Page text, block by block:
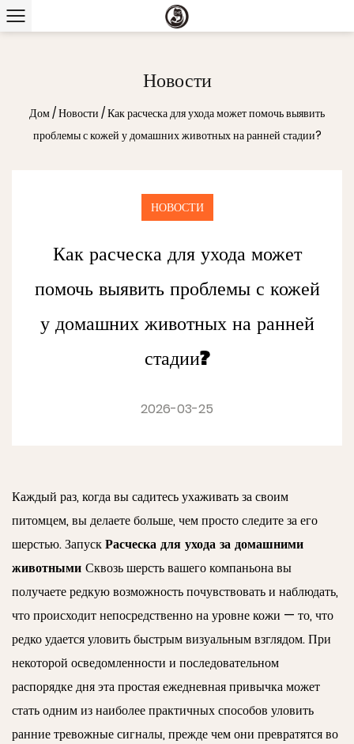
Новости
Дом/Новости /Как расческа для ухода может помочь выявить
проблемы с кожей у домашних животных на ранней стадии?
НОВОСТИ
Как расческа для ухода может
помочь выявить проблемы с кожей
у домашних животных на ранней
стадии?
2026-03-25
Каждый раз, когда вы садитесь ухаживать за своим
питомцем, вы делаете больше, чем просто следите за его
шерстью. ЗапускРасческа для ухода за домашними
животными Сквозь шерсть вашего компаньона вы
получаете редкую возможность почувствовать и наблюдать,
что происходит непосредственно на уровне кожи — то, что
редко удается уловить быстрым визуальным взглядом. При
некоторой осведомленности и последовательном
распорядке дня эта простая ежедневная привычка может
стать одним из наиболее практичных способов уловить
ранние тревожные сигналы, прежде чем они превратятся во